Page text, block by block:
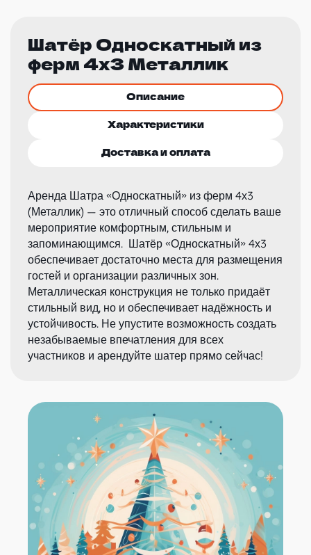
Шатёр Односкатный из
ферм 4х3 Металлик
Описание
Характеристики
Доставка и оплата
Аренда Шатра «Односкатный» из ферм 4х3
(Металлик) — это отличный способ сделать ваше
мероприятие комфортным, стильным и
запоминающимся. Шатёр «Односкатный» 4х3
обеспечивает достаточно места для размещения
гостей и организации различных зон.
Металлическая конструкция не только придаёт
стильный вид, но и обеспечивает надёжность и
устойчивость. Не упустите возможность создать
незабываемые впечатления для всех
участников и арендуйте шатер прямо сейчас!